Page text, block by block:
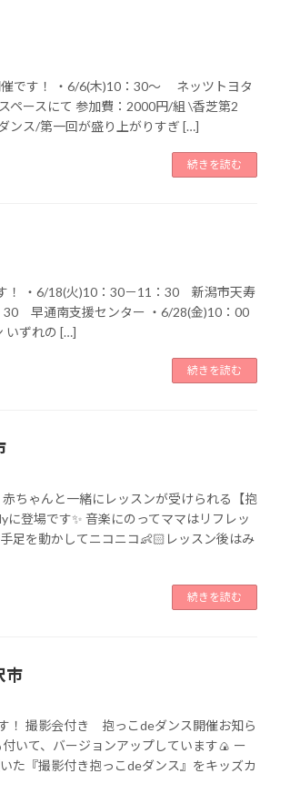
催です！ ・6/6(木)10：30～ ネッツトヨタ
ペースにて 参加費：2000円/組 \香芝第2
ンス/第一回が盛り上がりすぎ […]
続きを読む
！ ・6/18(火)10：30－11：30 新潟市天寿
30 早通南支援センター ・6/28(金)10：00
いずれの […]
続きを読む
ちゃんと一緒にレッスンが受けられる【抱
登場です✨ 音楽にのってママはリフレッ
足を動かしてニコニコ👶🏻レッスン後はみ
続きを読む
市
！ 撮影会付き 抱っこdeダンス開催お知ら
いて、バージョンアップしています🍙 ー
た『撮影付き抱っこdeダンス』をキッズカ